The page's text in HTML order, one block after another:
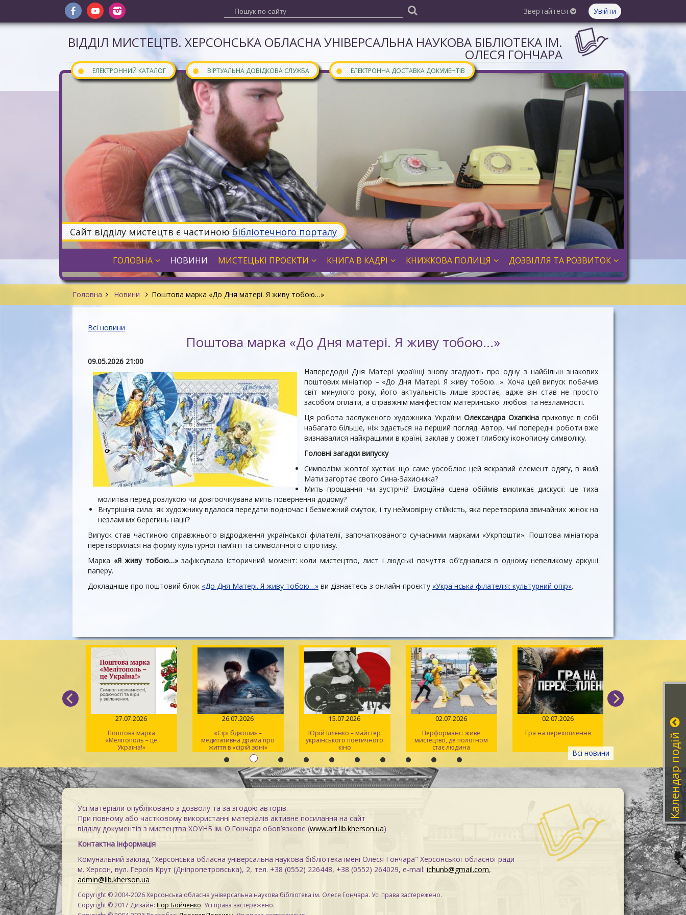
Звертайтеся Увійти
ВІДДІЛ МИСТЕЦТВ. ХЕРСОНСЬКА ОБЛАСНА УНІВЕРСАЛЬНА НАУКОВА БІБЛІОТЕКА ІМ.
ОЛЕСЯ ГОНЧАРА
● ЕЛЕКТРОННИЙ КАТАЛОГ ● ВІРТУАЛЬНА ДОВІДКОВА СЛУЖБА ● ЕЛЕКТРОННА ДОСТАВКА ДОКУМЕНТІВ
Сайт відділу мистецтв є частиною бібліотечного порталу
ГОЛОВНА НОВИНИ МИСТЕЦЬКІ ПРОЄКТИ КНИГА В КАДРІ КНИЖКОВА ПОЛИЦЯ ДОЗВІЛЛЯ ТА РОЗВИТОК
Головна Новини Поштова марка «До Дня матері. Я живу тобою…»
Всі новини
Поштова марка «До Дня матері. Я живу тобою…»
09.05.2026 21:00
Напередодні Дня Матері українці знову згадують про одну з найбільш знакових
поштових мініатюр – «До Дня Матері. Я живу тобою…». Хоча цей випуск побачив
світ минулого року, його актуальність лише зростає, адже він став не просто
засобом оплати, а справжнім маніфестом материнської любові та незламності.
Ця робота заслуженого художника України Олександра Охапкіна приховує в собі
набагато більше, ніж здається на перший погляд. Автор, чиї попередні роботи вже
визнавалися найкращими в країні, заклав у сюжет глибоку іконописну символіку.
Головні загадки випуску
Символізм жовтої хустки: що саме уособлює цей яскравий елемент одягу, в який
Мати загортає свого Сина-Захисника?
Мить прощання чи зустрічі? Емоційна сцена обіймів викликає дискусії: це тиха
молитва перед розлукою чи довгоочікувана мить повернення додому?
Внутрішня сила: як художнику вдалося передати водночас і безмежний смуток, і ту неймовірну стійкість, яка перетворила звичайних жінок на
незламних берегинь нації?
Випуск став частиною справжнього відродження української філателії, започаткованого сучасними марками «Укрпошти». Поштова мініатюра
перетворилася на форму культурної пам’яті та символічного спротиву.
Марка «Я живу тобою…»зафіксувала історичний момент: коли мистецтво, лист і людські почуття об’єдналися в одному невеликому аркуші
паперу.
Докладніше про поштовий блок «До Дня Матері. Я живу тобою…» ви дізнаєтесь з онлайн-проєкту «Українська філателія: культурний опір».
Всі новини
27.07.2026
Поштова марка
«Мелітополь – це
Україна!»
26.07.2026
«Сірі бджоли» –
медитативна драма про
життя в «сірій зоні»
15.07.2026
Юрій Іллєнко – майстер
українського поетичного
кіно
02.07.2026
Перформанс: живе
мистецтво, де полотном
стає людина
02.07.2026
Гра на перехоплення
14.06.2026
Іван Миколайчук –
українського
Усі матеріали опубліковано з дозволу та за згодою авторів.
При повному або частковому використанні матеріалів активне посилання на сайт
відділу документів з мистецтва ХОУНБ ім. О.Гончара обов’язкове (www.art.lib.kherson.ua)
Контактна інформація
Комунальний заклад "Херсонська обласна універсальна наукова бібліотека імені Олеся Гончара" Херсонської обласної ради
м. Херсон, вул. Героїв Крут (Дніпропетровська), 2, тел. +38 (0552) 226448, +38 (0552) 264029, e-mail: ichunb@gmail.com,
admin@lib.kherson.ua
Copyright © 2004-2026 Херсонська обласна універсальна наукова бібліотека ім. Олеся Гончара. Усі права застережено.
Copyright © 2017 Дизайн: Ігор Бойченко. Усі права застережено.
Календар подій